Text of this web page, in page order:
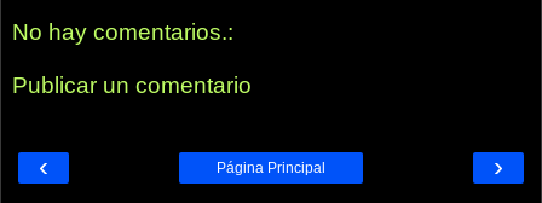
No hay comentarios.:
Publicar un comentario
‹ ›
Página Principal